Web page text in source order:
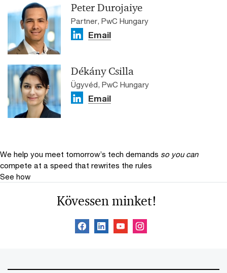
Peter Durojaiye
Partner, PwC Hungary
Email
Dékány Csilla
Ügyvéd, PwC Hungary
Email
We help you meet tomorrow’s tech demands so you can
compete at a speed that rewrites the rules
See how
Kövessen minket!